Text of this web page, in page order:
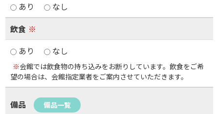
あり
なし
飲食 ※
あり
なし
※会館では飲食物の持ち込みをお断りしています。飲食をご希
望の場合は、会館指定業者をご案内させていただきます。
備品 備品一覧